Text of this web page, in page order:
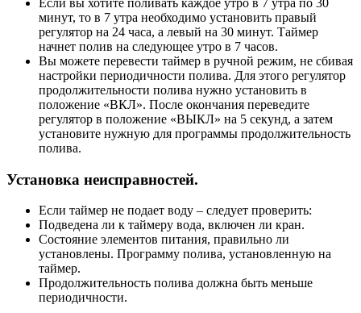
Если вы хотите поливать каждое утро в 7 утра по 30
минут, то в 7 утра необходимо установить правый
регулятор на 24 часа, а левый на 30 минут. Таймер
начнет полив на следующее утро в 7 часов.
Вы можете перевести таймер в ручной режим, не сбивая
настройки периодичности полива. Для этого регулятор
продолжительности полива нужно установить в
положение «ВКЛ». После окончания переведите
регулятор в положение «ВЫКЛ» на 5 секунд, а затем
установите нужную для программы продолжительность
полива.
Установка неисправностей.
Если таймер не подает воду – следует проверить:
Подведена ли к таймеру вода, включен ли кран.
Состояние элементов питания, правильно ли
установлены. Программу полива, установленную на
таймер.
Продолжительность полива должна быть меньше
периодичности.